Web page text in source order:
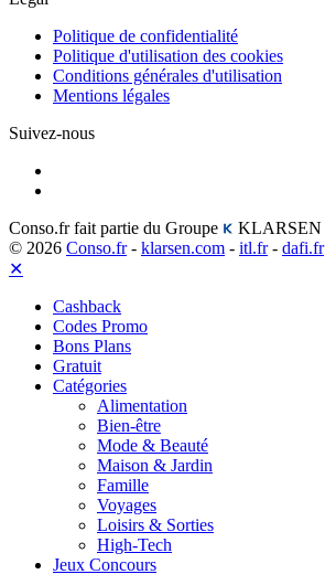
Politique de confidentialité
Politique d'utilisation des cookies
Conditions générales d'utilisation
Mentions légales
Suivez-nous
Conso.fr fait partie du Groupe
KLARSEN
© 2026 Conso.fr- klarsen.com - itl.fr- dafi.fr
✕
Cashback
Codes Promo
Bons Plans
Gratuit
Catégories
Alimentation
Bien-être
Mode & Beauté
Maison & Jardin
Famille
Voyages
Loisirs & Sorties
High-Tech
Jeux Concours